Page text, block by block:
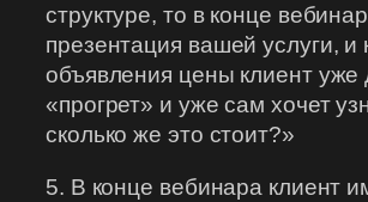
структуре, то в конце
презентация вашей услуги, и
объявления цены клиент уже
«прогрет» и уже сам хочет
сколько же это стоит?»
5. В конце вебинара клиент